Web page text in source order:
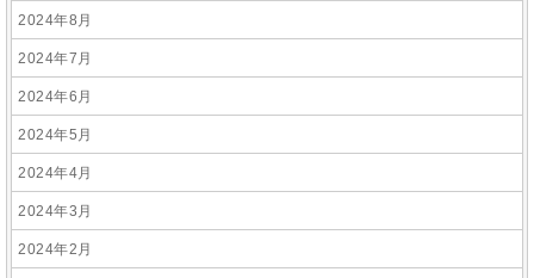
2024年8月
2024年7月
2024年6月
2024年5月
2024年4月
2024年3月
2024年2月